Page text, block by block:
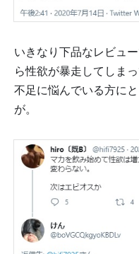
いきなり下品なレビュ
ら性欲が暴走してしま
不足に悩んでいる方に
が。